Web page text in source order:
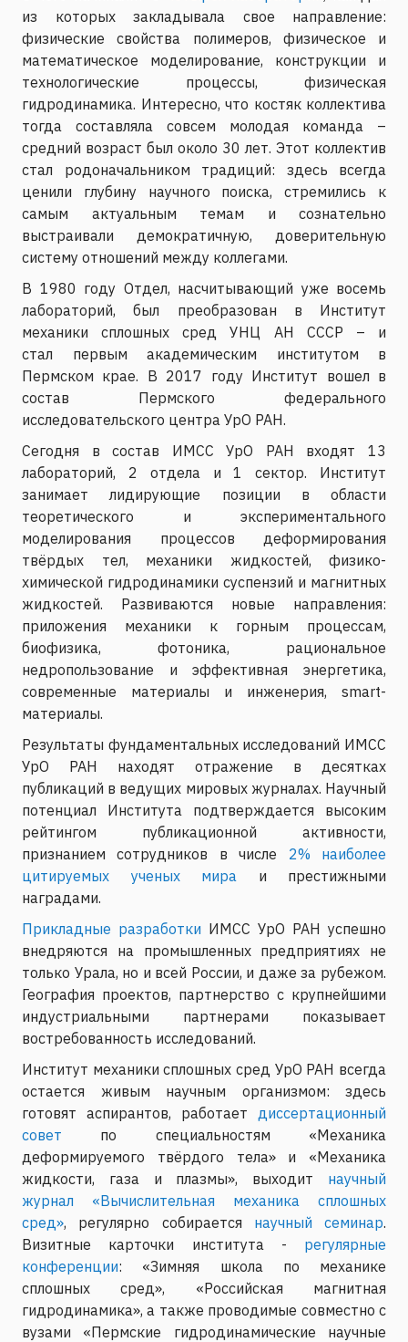
из которых закладывала свое направление:
физические свойства полимеров, физическое и
математическое моделирование, конструкции и
технологические процессы, физическая
гидродинамика. Интересно, что костяк коллектива
тогда составляла совсем молодая команда –
средний возраст был около 30 лет. Этот коллектив
стал родоначальником традиций: здесь всегда
ценили глубину научного поиска, стремились к
самым актуальным темам и сознательно
выстраивали демократичную, доверительную
систему отношений между коллегами.
В 1980 году Отдел, насчитывающий уже восемь
лабораторий, был преобразован в Институт
механики сплошных сред УНЦ АН СССР – и
стал первым академическим институтом в
Пермском крае. В 2017 году Институт вошел в
состав Пермского федерального
исследовательского центра УрО РАН.
Сегодня в состав ИМСС УрО РАН входят 13
лабораторий, 2 отдела и 1 сектор. Институт
занимает лидирующие позиции в области
теоретического и экспериментального
моделирования процессов деформирования
твёрдых тел, механики жидкостей, физико-
химической гидродинамики суспензий и магнитных
жидкостей. Развиваются новые направления:
приложения механики к горным процессам,
биофизика, фотоника, рациональное
недропользование и эффективная энергетика,
современные материалы и инженерия, smart-
материалы.
Результаты фундаментальных исследований ИМСС
УрО РАН находят отражение в десятках
публикаций в ведущих мировых журналах. Научный
потенциал Института подтверждается высоким
рейтингом публикационной активности,
признанием сотрудников в числе 2% наиболее
цитируемых ученых мира и престижными
наградами.
Прикладные разработки ИМСС УрО РАН успешно
внедряются на промышленных предприятиях не
только Урала, но и всей России, и даже за рубежом.
География проектов, партнерство с крупнейшими
индустриальными партнерами показывает
востребованность исследований.
Институт механики сплошных сред УрО РАН всегда
остается живым научным организмом: здесь
готовят аспирантов, работает диссертационный
совет по специальностям «Механика
деформируемого твёрдого тела» и «Механика
жидкости, газа и плазмы», выходит научный
журнал «Вычислительная механика сплошных
сред», регулярно собирается научный семинар.
Визитные карточки института - регулярные
конференции: «Зимняя школа по механике
сплошных сред», «Российская магнитная
гидродинамика», а также проводимые совместно с
вузами «Пермские гидродинамические научные